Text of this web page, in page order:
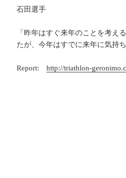
石田選手
「昨年はすぐ来年のことを考え
たが、今年はすでに来年に気持
Report:http://triathlon-